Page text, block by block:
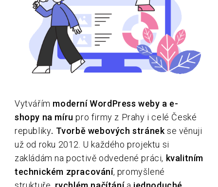
Vytvářím moderní WordPress weby a e-
shopy na mírupro firmy z Prahy i celé České
republiky. Tvorbě webových stránek se věnuji
už od roku 2012. U každého projektu si
zakládám na poctivě odvedené práci, kvalitním
technickém zpracování, promyšlené